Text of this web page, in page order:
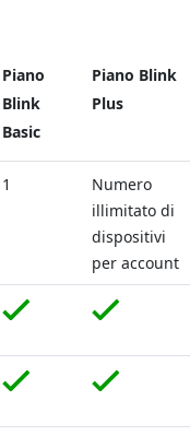
Piano
Blink
Basic
Piano Blink
Plus
1
Numero
illimitato di
dispositivi
per account